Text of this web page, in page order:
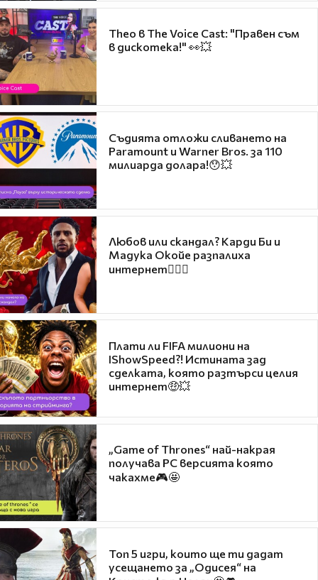
Theo в The Voice Cast: "Правен съм
в дискотека!" 👀💥
Съдията отложи сливането на
Paramount и Warner Bros. за 110
милиарда долара!😯💥
Любов или скандал? Карди Би и
Мадука Окойе разпалиха
интернет❤️‍🔥🔥
Плати ли FIFA милиони на
IShowSpeed?! Истината зад
сделката, която разтърси целия
интернет🤑💥
„Game of Thrones“ най-накрая
получава PC версията която
чакахме🎮🤩
Топ 5 игри, които ще ти дадат
усещането за „Одисея“ на